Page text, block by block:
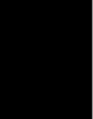
con dialogos en